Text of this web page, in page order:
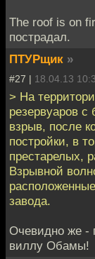
The roof is on
пострадал.
ПТУРщик »
#27 | 18.04.13
> На
резервуаров
взрыв, после
постройки, в
престарелых,
Взрывной
завода.
Очевидно же -
виллу Обамы!